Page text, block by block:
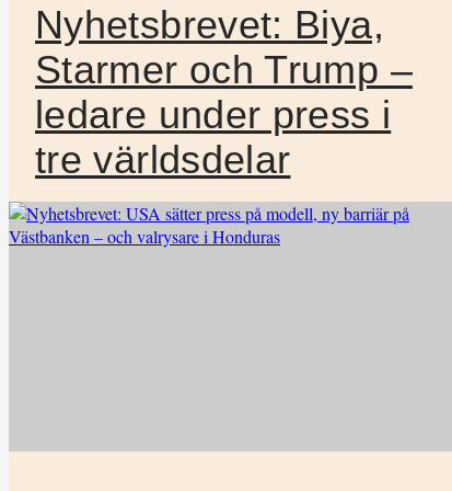
Nyhetsbrevet: Biya,
Starmer och Trump –
ledare under press i
tre världsdelar